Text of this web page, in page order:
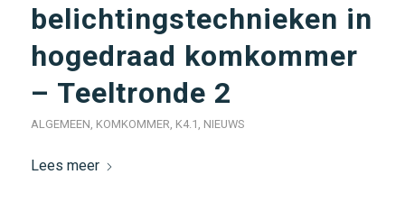
belichtingstechnieken in
hogedraad komkommer
– Teeltronde 2
ALGEMEEN, KOMKOMMER, K4.1 , NIEUWS
Lees meer